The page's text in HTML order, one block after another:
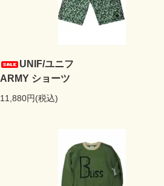
UNIF/ユニフ
ARMY ショーツ
11,880円(税込)